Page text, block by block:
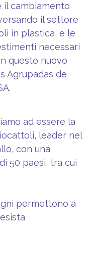
il cambiamento
il settore
in plastica, e le
necessari
questo nuovo
Agrupadas de
ad essere la
leader nel
con una
50 paesi, tra cui
permettono a